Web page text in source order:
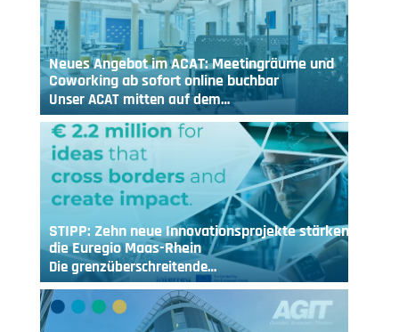
Neues Angebot im ACAT: Meetingräume und
Coworking ab sofort online buchbar
Unser ACAT mitten auf dem…
STIPP: Zehn neue Innovationsprojekte stärken
die Euregio Maas-Rhein
Die grenzüberschreitende…